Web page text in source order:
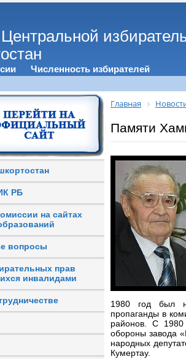
Численность избирателей
РБ
на сайтах
вопросы
прав
инвалидами
Главная
Памяти
1980 год был
пропаганды в
районов. С 1980
обороны завода
народных
Кумертау.